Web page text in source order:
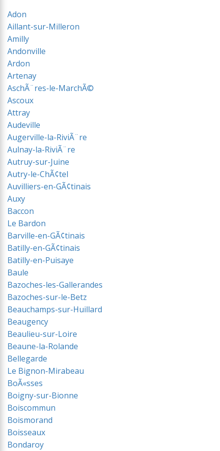
Adon
Aillant-sur-Milleron
Amilly
Andonville
Ardon
Artenay
AschÃ¨res-le-MarchÃ©
Ascoux
Attray
Audeville
Augerville-la-RiviÃ¨re
Aulnay-la-RiviÃ¨re
Autruy-sur-Juine
Autry-le-ChÃ¢tel
Auvilliers-en-GÃ¢tinais
Auxy
Baccon
Le Bardon
Barville-en-GÃ¢tinais
Batilly-en-GÃ¢tinais
Batilly-en-Puisaye
Baule
Bazoches-les-Gallerandes
Bazoches-sur-le-Betz
Beauchamps-sur-Huillard
Beaugency
Beaulieu-sur-Loire
Beaune-la-Rolande
Bellegarde
Le Bignon-Mirabeau
BoÃ«sses
Boigny-sur-Bionne
Boiscommun
Boismorand
Boisseaux
Bondaroy